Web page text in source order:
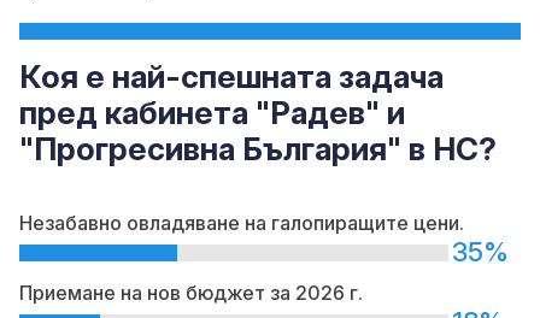
Коя е най-спешната задача
пред кабинета "Радев" и
"Прогресивна България" в НС?
Незабавно овладяване на галопиращите цени.
35%
Приемане на нов бюджет за 2026 г.